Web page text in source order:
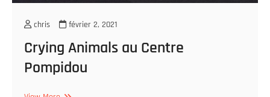
chris février 2, 2021
Crying Animals au Centre
Pompidou